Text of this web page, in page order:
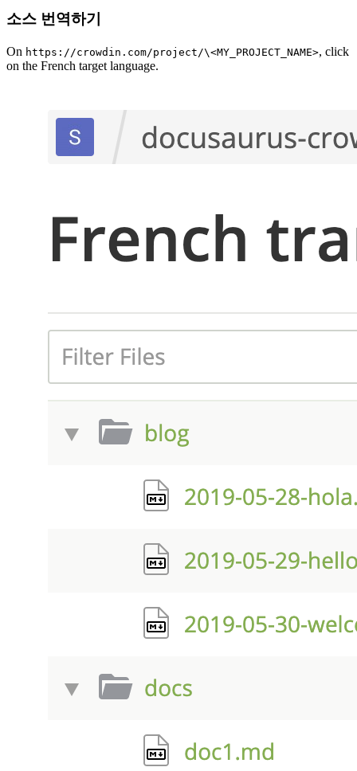
소스 번역하기
On https://crowdin.com/project/\<MY_PROJECT_NAME>, click
on the French target language.